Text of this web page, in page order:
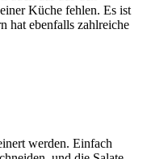
Küche fehlen. Es ist
hat ebenfalls zahlreiche
werden. Einfach